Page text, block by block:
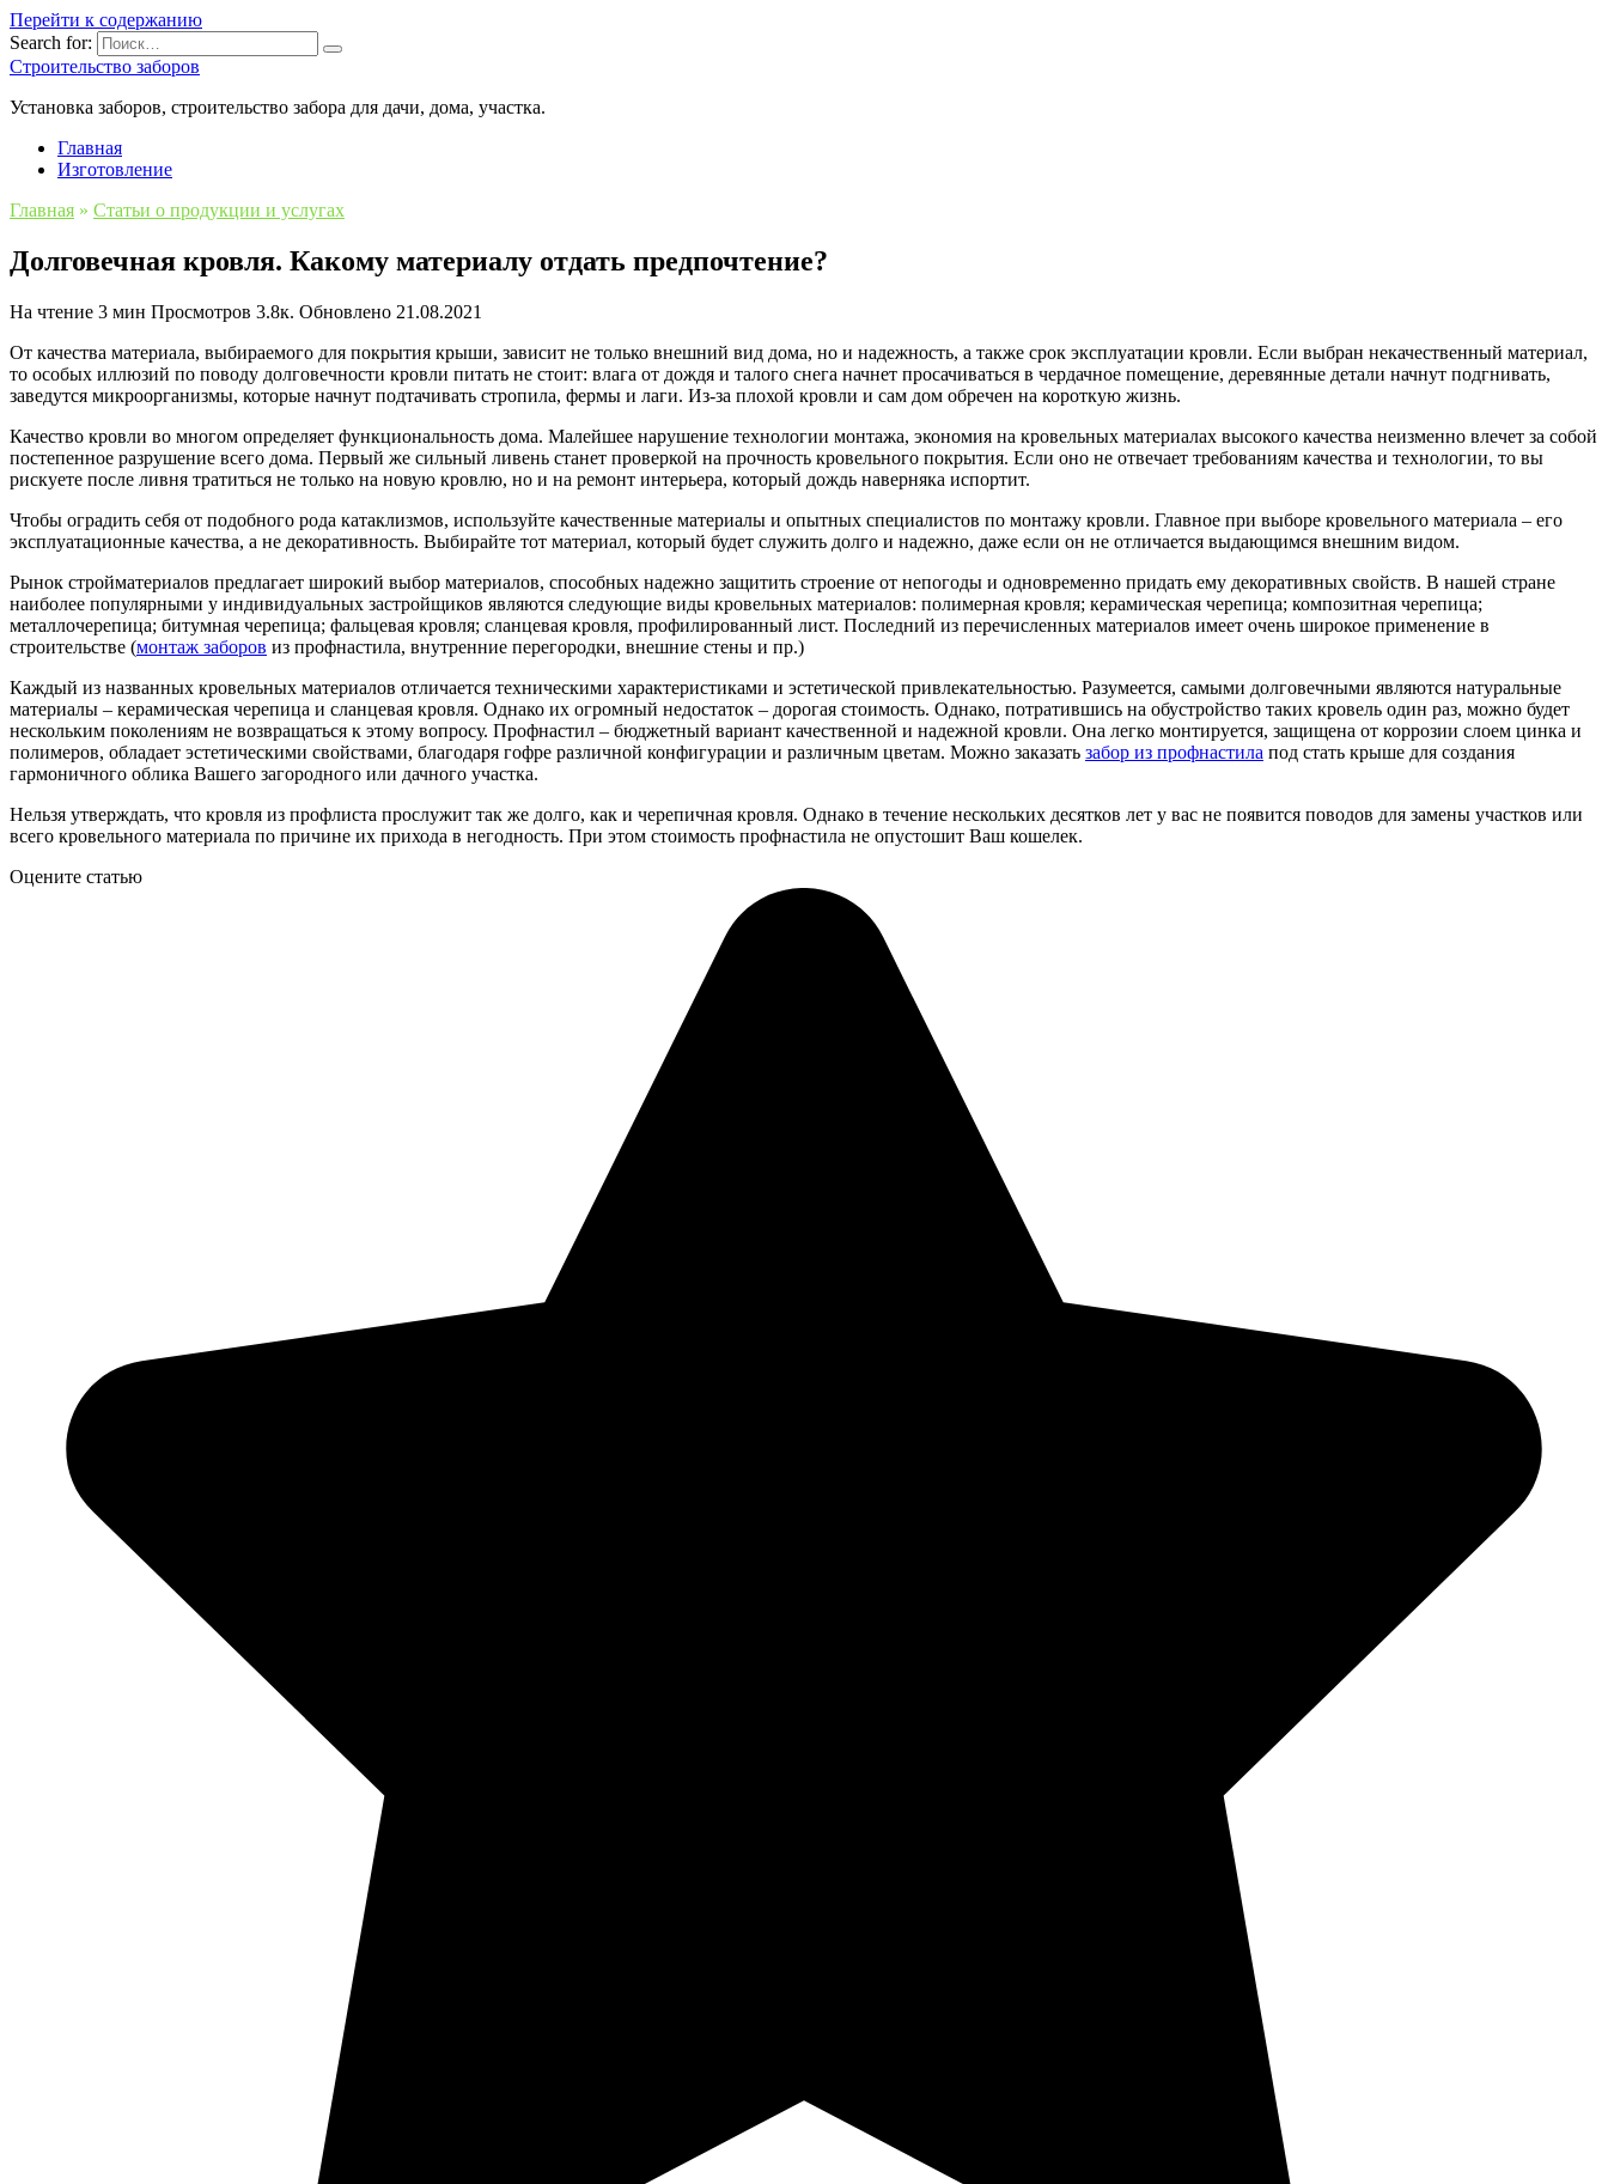
Перейти к содержанию
Search for:
Строительство заборов
Установка заборов, строительство забора для дачи, дома, участка.
Главная
Изготовление
Главная » Статьи o продукции и услугах
Долговечная кровля. Какому материалу отдать предпочтение?
На чтение 3 мин Просмотров 3.8к. Обновлено 21.08.2021
От качества материала, выбираемого для покрытия крыши, зависит не только внешний вид дома, но и надежность, а также срок эксплуатации кровли. Если выбран некачественный материал,
то особых иллюзий по поводу долговечности кровли питать не стоит: влага от дождя и талого снега начнет просачиваться в чердачное помещение, деревянные детали начнут подгнивать,
заведутся микроорганизмы, которые начнут подтачивать стропила, фермы и лаги. Из-за плохой кровли и сам дом обречен на короткую жизнь.
Качество кровли во многом определяет функциональность дома. Малейшее нарушение технологии монтажа, экономия на кровельных материалах высокого качества неизменно влечет за собой
постепенное разрушение всего дома. Первый же сильный ливень станет проверкой на прочность кровельного покрытия. Если оно не отвечает требованиям качества и технологии, то вы
рискуете после ливня тратиться не только на новую кровлю, но и на ремонт интерьера, который дождь наверняка испортит.
Чтобы оградить себя от подобного рода катаклизмов, используйте качественные материалы и опытных специалистов по монтажу кровли. Главное при выборе кровельного материала – его
эксплуатационные качества, а не декоративность. Выбирайте тот материал, который будет служить долго и надежно, даже если он не отличается выдающимся внешним видом.
Рынок стройматериалов предлагает широкий выбор материалов, способных надежно защитить строение от непогоды и одновременно придать ему декоративных свойств. В нашей стране
наиболее популярными у индивидуальных застройщиков являются следующие виды кровельных материалов: полимерная кровля; керамическая черепица; композитная черепица;
металлочерепица; битумная черепица; фальцевая кровля; сланцевая кровля, профилированный лист. Последний из перечисленных материалов имеет очень широкое применение в
строительстве (монтаж заборов из профнастила, внутренние перегородки, внешние стены и пр.)
Каждый из названных кровельных материалов отличается техническими характеристиками и эстетической привлекательностью. Разумеется, самыми долговечными являются натуральные
материалы – керамическая черепица и сланцевая кровля. Однако их огромный недостаток – дорогая стоимость. Однако, потратившись на обустройство таких кровель один раз, можно будет
нескольким поколениям не возвращаться к этому вопросу. Профнастил – бюджетный вариант качественной и надежной кровли. Она легко монтируется, защищена от коррозии слоем цинка и
полимеров, обладает эстетическими свойствами, благодаря гофре различной конфигурации и различным цветам. Можно заказать забор из профнастила под стать крыше для создания
гармоничного облика Вашего загородного или дачного участка.
Нельзя утверждать, что кровля из профлиста прослужит так же долго, как и черепичная кровля. Однако в течение нескольких десятков лет у вас не появится поводов для замены участков или
всего кровельного материала по причине их прихода в негодность. При этом стоимость профнастила не опустошит Ваш кошелек.
Оцените статью